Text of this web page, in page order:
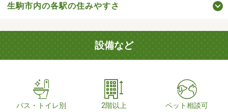
生駒市内の各駅の住みやすさ
設備など
バス・トイレ別 2階以上 ペット相談可